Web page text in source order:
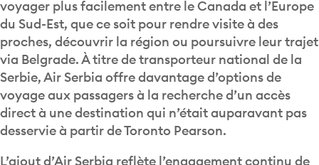
voyager plus facilement entre le Canada et l’Europe
du Sud-Est, que ce soit pour rendre visite à des
proches, découvrir la région ou poursuivre leur trajet
via Belgrade. À titre de transporteur national de la
Serbie, Air Serbia offre davantage d’options de
voyage aux passagers à la recherche d’un accès
direct à une destination qui n’était auparavant pas
desservie à partir de Toronto Pearson.
L’ajout d’Air Serbia reflète l’engagement continu de